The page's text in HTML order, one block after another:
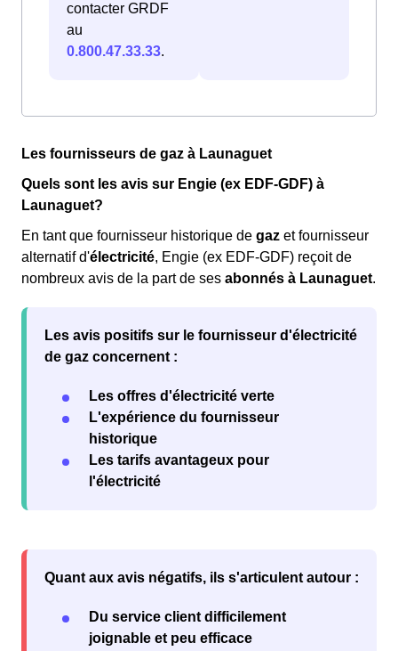
contacter GRDF
au
0.800.47.33.33.
Les fournisseurs de gaz à Launaguet
Quels sont les avis sur Engie (ex EDF-GDF) à
Launaguet?
En tant que fournisseur historique de gaz et fournisseur
alternatif d'électricité, Engie (ex EDF-GDF) reçoit de
nombreux avis de la part de ses abonnés à Launaguet.
Les avis positifs sur le fournisseur d'électricité
de gaz concernent :
Les offres d'électricité verte
L'expérience du fournisseur
historique
Les tarifs avantageux pour
l'électricité
Quant aux avis négatifs, ils s'articulent autour :
Du service client difficilement
joignable et peu efficace